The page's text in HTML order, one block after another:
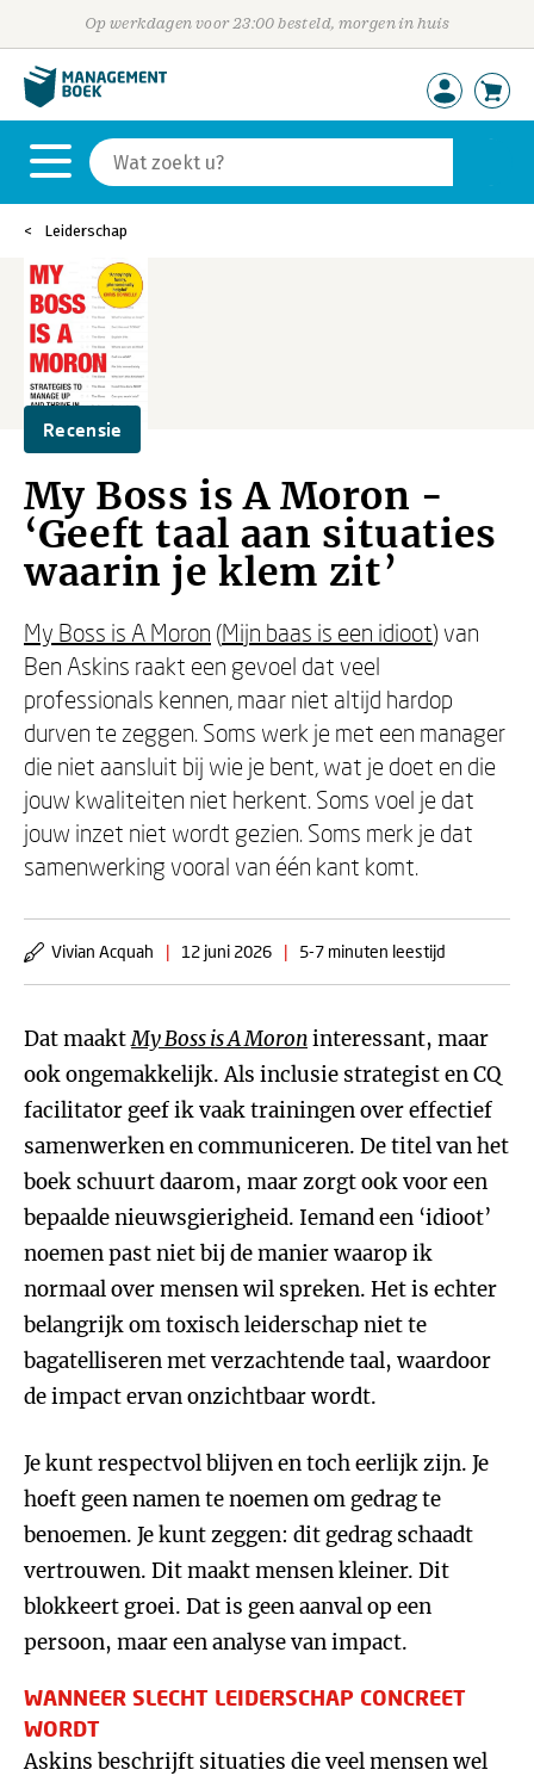
Op werkdagen voor 23:00 besteld, morgen in huis
Leiderschap
Recensie
My Boss is A Moron -
‘Geeft taal aan situaties
waarin je klem zit’
My Boss is A Moron (Mijn baas is een idioot) van
Ben Askins raakt een gevoel dat veel
professionals kennen, maar niet altijd hardop
durven te zeggen. Soms werk je met een manager
die niet aansluit bij wie je bent, wat je doet en die
jouw kwaliteiten niet herkent. Soms voel je dat
jouw inzet niet wordt gezien. Soms merk je dat
samenwerking vooral van één kant komt.
Vivian Acquah | 12 juni 2026 | 5-7 minuten leestijd
Dat maaktMy Boss is A Moroninteressant, maar
ook ongemakkelijk. Als inclusie strategist en CQ
facilitator geef ik vaak trainingen over effectief
samenwerken en communiceren. De titel van het
boek schuurt daarom, maar zorgt ook voor een
bepaalde nieuwsgierigheid. Iemand een ‘idioot’
noemen past niet bij de manier waarop ik
normaal over mensen wil spreken. Het is echter
belangrijk om toxisch leiderschap niet te
bagatelliseren met verzachtende taal, waardoor
de impact ervan onzichtbaar wordt.
Je kunt respectvol blijven en toch eerlijk zijn. Je
hoeft geen namen te noemen om gedrag te
benoemen. Je kunt zeggen: dit gedrag schaadt
vertrouwen. Dit maakt mensen kleiner. Dit
blokkeert groei. Dat is geen aanval op een
persoon, maar een analyse van impact.
WANNEER SLECHT LEIDERSCHAP CONCREET
WORDT
Askins beschrijft situaties die veel mensen wel